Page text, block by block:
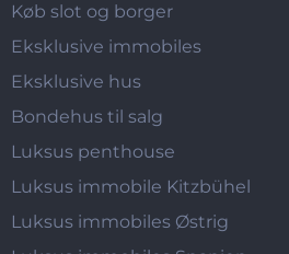
Køb slot og borger
Eksklusive immobiles
Eksklusive hus
Bondehus til salg
Luksus penthouse
Luksus immobile Kitzbühel
Luksus immobiles Østrig